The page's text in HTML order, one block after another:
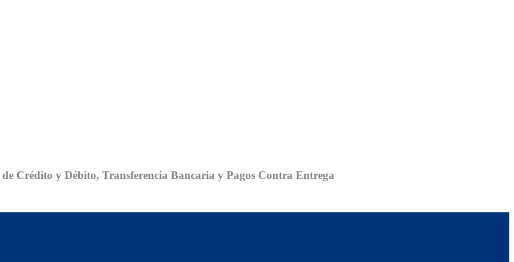
de Crédito y Débito, Transferencia Bancaria y Pagos Contra Entrega